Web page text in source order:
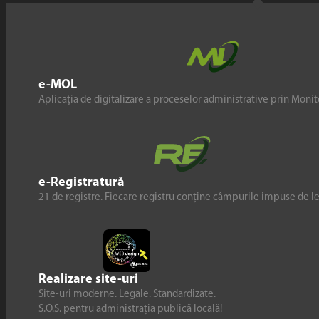
e-MOL
Aplicația de digitalizare a proceselor administrative prin
e-Registratură
21 de registre. Fiecare registru conține câmpurile impuse de
Realizare site-uri
Site-uri moderne. Legale. Standardizate.
S.O.S. pentru administrația publică locală!